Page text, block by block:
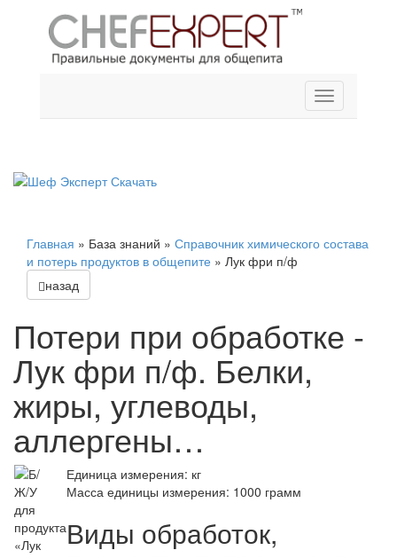
Главная » База знаний » Справочник химического состава
и потерь продуктов в общепите » Лук фри п/ф
назад
Потери при обработке -
Лук фри п/ф. Белки,
жиры, углеводы,
аллергены…
Единица измерения: кг
Масса единицы измерения: 1000 грамм
Виды обработок,